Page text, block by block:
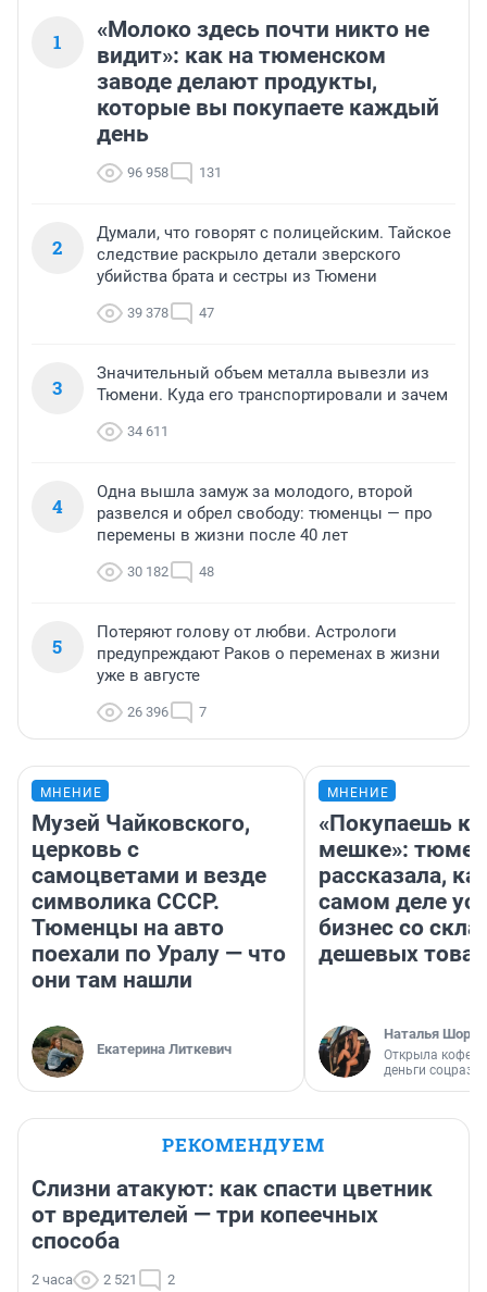
1
«Молоко здесь почти никто не
видит»: как на тюменском
заводе делают продукты,
которые вы покупаете каждый
день
96 958 131
2
Думали, что говорят с полицейским. Тайское
следствие раскрыло детали зверского
убийства брата и сестры из Тюмени
39 378 47
3
Значительный объем металла вывезли из
Тюмени. Куда его транспортировали и зачем
34 611
4
Одна вышла замуж за молодого, второй
развелся и обрел свободу: тюменцы — про
перемены в жизни после 40 лет
30 182 48
5
Потеряют голову от любви. Астрологи
предупреждают Раков о переменах в жизни
уже в августе
26 396 7
МНЕНИЕ
Музей Чайковского,
церковь с
самоцветами и везде
символика СССР.
Тюменцы на авто
поехали по Уралу — что
они там нашли
Екатерина Литкевич
МНЕНИЕ
«Покупаешь
мешке»:
рассказала,
самом деле
бизнес со
дешевых
Наталья
Открыла
деньги
РЕКОМЕНДУЕМ
Слизни атакуют: как спасти цветник
от вредителей — три копеечных
способа
2 часа 2 521 2